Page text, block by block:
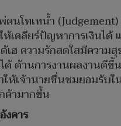
คนโทเทน้ำ
ห้เคลียร์ปัญหาการเงินได้​
เฮ ความรักสดใสมีความ
ด้ ด้านการงานผลงานดีขึ้
ให้เจ้านายชื่นชมยอมรับ
ค้ามากขึ้น
งคาร